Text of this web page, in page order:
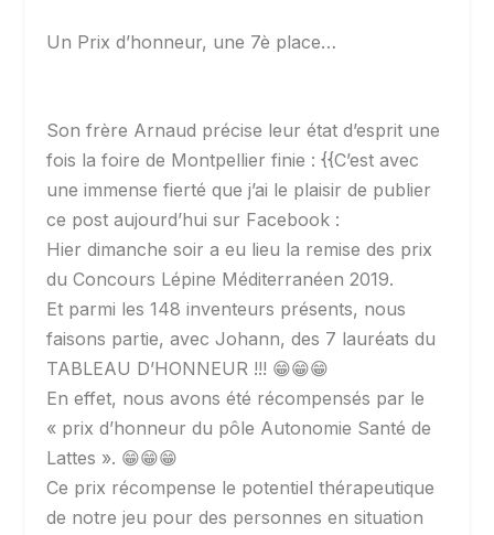
Un Prix d’honneur, une 7è place…
Son frère Arnaud précise leur état d’esprit une
fois la foire de Montpellier finie : {{C’est avec
une immense fierté que j’ai le plaisir de publier
ce post aujourd’hui sur Facebook :
Hier dimanche soir a eu lieu la remise des prix
du Concours Lépine Méditerranéen 2019.
Et parmi les 148 inventeurs présents, nous
faisons partie, avec Johann, des 7 lauréats du
TABLEAU D’HONNEUR !!! 😁😁😁
En effet, nous avons été récompensés par le
« prix d’honneur du pôle Autonomie Santé de
Lattes ». 😁😁😁
Ce prix récompense le potentiel thérapeutique
de notre jeu pour des personnes en situation